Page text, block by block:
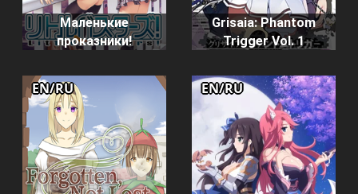
Маленькие
проказники!
Grisaia: Phantom
Trigger Vol. 1
EN/RU EN/RU